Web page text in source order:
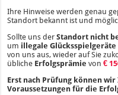
Ihre Hinweise werden genau
Standort bekannt ist und
Sollte uns derStandort nicht
um illegale Glücksspielgeräte
von uns aus, wieder auf Sie
übliche Erfolgsprämievon €
Erst nach Prüfung können
Voraussetzungen für die